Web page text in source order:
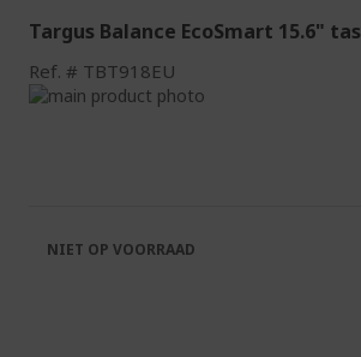
Targus Balance EcoSmart 15.6" tas
Ref. TBT918EU
Ga
afbeeldingen-
gallerij
afbeeldingen-
NIET OP VOORRAAD